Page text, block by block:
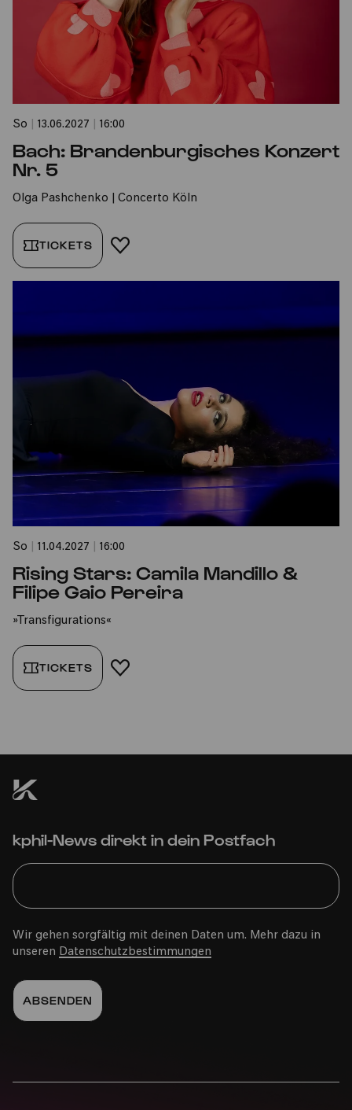
So 13.06.2027 16:00
Bach: Brandenburgisches Konzert
Nr. 5
Olga Pashchenko | Concerto Köln
TICKETS FAVORIT HINZUFÜGEN
So 11.04.2027 16:00
Rising Stars: Camila Mandillo &
Filipe Gaio Pereira
»Transfigurations«
TICKETS FAVORIT HINZUFÜGEN
kphil-News direkt in dein Postfach
Wir gehen sorgfältig mit deinen Daten um. Mehr dazu in
unseren Datenschutzbestimmungen